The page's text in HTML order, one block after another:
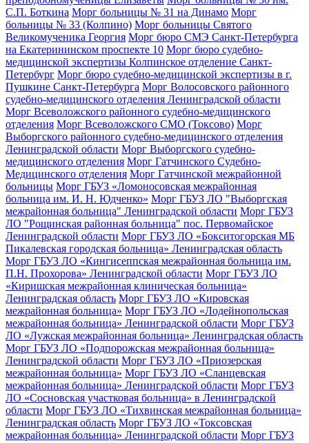
С.П. Боткина Морг больницы № 31 на Динамо Морг
больницы № 33 (Колпино) Морг больницы Святого
Великомученика Георгия Морг бюро СМЭ Санкт-Петербурга
на Екатерининском проспекте 10 Морг бюро судебно-
медицинской экспертизы Колпинское отделение Санкт-
Петербург Морг бюро судебно-медицинской экспертизы в г.
Пушкине Санкт-Петербурга Морг Волосовского районного
судебно-медицинского отделения Ленинградской области
Морг Всеволожского районного судебно-медицинского
отделения Морг Всеволожского СМО (Токсово) Морг
Выборгского районного судебно-медицинского отделения
Ленинградской области Морг Выборгского судебно-
медицинского отделения Морг Гатчинского Судебно-
Медицинского отделения Морг Гатчинской межрайонной
больницы Морг ГБУЗ «Ломоносовская межрайонная
больница им. И. Н. Юдченко» Морг ГБУЗ ЛО "Выборгская
межрайонная больница" Ленинградской области Морг ГБУЗ
ЛО "Рощинская районная больница" пос. Первомайское
Ленинградской области Морг ГБУЗ ЛО «Бокситогорская МБ
Пикалевская городская больница» Ленинградская область
Морг ГБУЗ ЛО «Кингисеппская межрайонная больница им.
П.Н. Прохорова» Ленинградской области Морг ГБУЗ ЛО
«Киришская межрайонная клиническая больница»
Ленинградская область Морг ГБУЗ ЛО «Кировская
межрайонная больница» Морг ГБУЗ ЛО «Лодейнопольская
межрайонная больница» Ленинградской области Морг ГБУЗ
ЛО «Лужская межрайонная больница» Ленинградская область
Морг ГБУЗ ЛО «Подпорожская межрайонная больница»
Ленинградской области Морг ГБУЗ ЛО «Приозерская
межрайонная больница» Морг ГБУЗ ЛО «Сланцевская
межрайонная больница» Ленинградской области Морг ГБУЗ
ЛО «Сосновская участковая больница» в Ленинградской
области Морг ГБУЗ ЛО «Тихвинская межрайонная больница»
Ленинградская область Морг ГБУЗ ЛО «Токсовская
межрайонная больница» Ленинградской области Морг ГБУЗ